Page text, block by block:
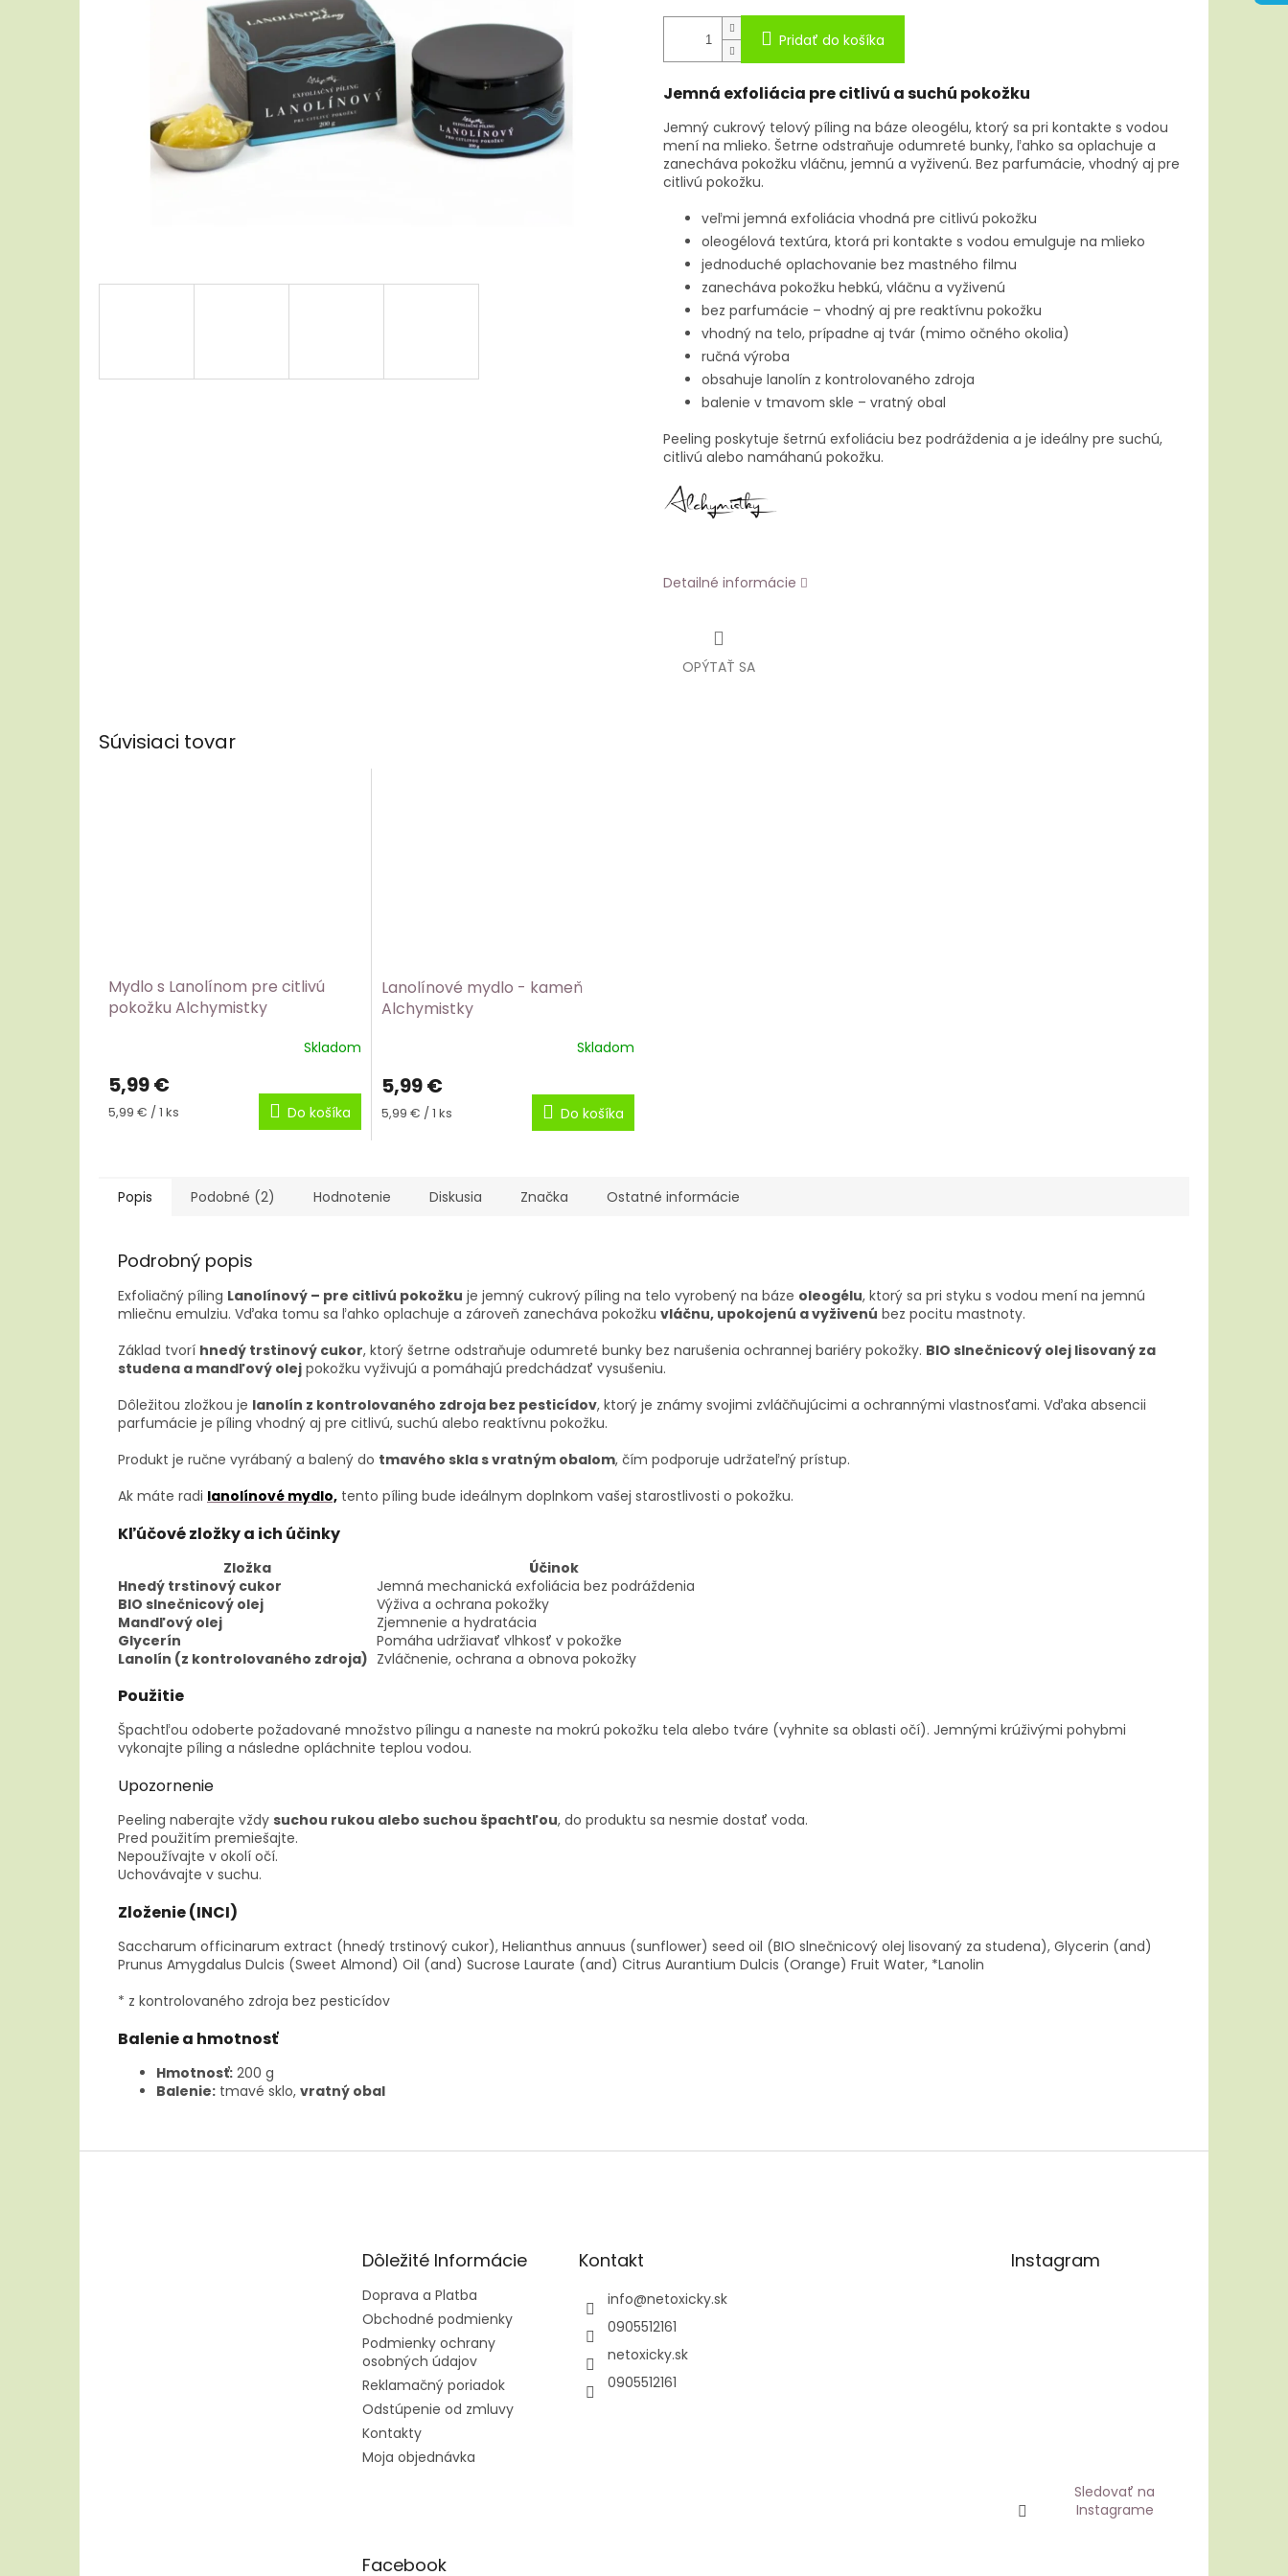
Pridať do košíka
Jemná exfoliácia pre citlivú a suchú pokožku
Jemný cukrový telový píling na báze oleogélu, ktorý sa pri kontakte s vodou
mení na mlieko. Šetrne odstraňuje odumreté bunky, ľahko sa oplachuje a
zanecháva pokožku vláčnu, jemnú a vyživenú. Bez parfumácie, vhodný aj pre
citlivú pokožku.
veľmi jemná exfoliácia vhodná pre citlivú pokožku
oleogélová textúra, ktorá pri kontakte s vodou emulguje na mlieko
jednoduché oplachovanie bez mastného filmu
zanecháva pokožku hebkú, vláčnu a vyživenú
bez parfumácie – vhodný aj pre reaktívnu pokožku
vhodný na telo, prípadne aj tvár (mimo očného okolia)
ručná výroba
obsahuje lanolín z kontrolovaného zdroja
balenie v tmavom skle – vratný obal
Peeling poskytuje šetrnú exfoliáciu bez podráždenia a je ideálny pre suchú,
citlivú alebo namáhanú pokožku.
Detailné informácie
OPÝTAŤ SA
Súvisiaci tovar
Mydlo s Lanolínom pre citlivú
pokožku Alchymistky
Skladom
5,99 €
Jednotková
5,99 € / 1 ks Do košíka
Lanolínové mydlo - kameň
Alchymistky
Skladom
5,99 €
Jednotková
5,99 € / 1 ks Do košíka
Popis Podobné (2) Hodnotenie Diskusia Značka Ostatné informácie
Podrobný popis
Exfoliačný píling Lanolínový – pre citlivú pokožku je jemný cukrový píling na telo vyrobený na báze oleogélu, ktorý sa pri styku s vodou mení na jemnú
mliečnu emulziu. Vďaka tomu sa ľahko oplachuje a zároveň zanecháva pokožku vláčnu, upokojenú a vyživenú bez pocitu mastnoty.
Základ tvorí hnedý trstinový cukor, ktorý šetrne odstraňuje odumreté bunky bez narušenia ochrannej bariéry pokožky. BIO slnečnicový olej lisovaný za
studena a mandľový olej pokožku vyživujú a pomáhajú predchádzať vysušeniu.
Dôležitou zložkou je lanolín z kontrolovaného zdroja bez pesticídov, ktorý je známy svojimi zvláčňujúcimi a ochrannými vlastnosťami. Vďaka absencii
parfumácie je píling vhodný aj pre citlivú, suchú alebo reaktívnu pokožku.
Produkt je ručne vyrábaný a balený do tmavého skla s vratným obalom, čím podporuje udržateľný prístup.
Ak máte radi lanolínové mydlo, tento píling bude ideálnym doplnkom vašej starostlivosti o pokožku.
Kľúčové zložky a ich účinky
Zložka
Účinok
Hnedý trstinový cukor
Jemná mechanická exfoliácia bez podráždenia
BIO slnečnicový olej
Výživa a ochrana pokožky
Mandľový olej
Zjemnenie a hydratácia
Glycerín
Pomáha udržiavať vlhkosť v pokožke
Lanolín (z kontrolovaného zdroja) Zvláčnenie, ochrana a obnova pokožky
Použitie
Špachtľou odoberte požadované množstvo pílingu a naneste na mokrú pokožku tela alebo tváre (vyhnite sa oblasti očí). Jemnými krúživými pohybmi
vykonajte píling a následne opláchnite teplou vodou.
Upozornenie
Peeling naberajte vždy suchou rukou alebo suchou špachtľou, do produktu sa nesmie dostať voda.
Pred použitím premiešajte.
Nepoužívajte v okolí očí.
Uchovávajte v suchu.
Zloženie (INCI)
Saccharum officinarum extract (hnedý trstinový cukor), Helianthus annuus (sunflower) seed oil (BIO slnečnicový olej lisovaný za studena), Glycerin (and)
Prunus Amygdalus Dulcis (Sweet Almond) Oil (and) Sucrose Laurate (and) Citrus Aurantium Dulcis (Orange) Fruit Water, *Lanolin
* z kontrolovaného zdroja bez pesticídov
Balenie a hmotnosť
Hmotnosť: 200 g
Balenie: tmavé sklo, vratný obal
Dôležité Informácie
Doprava a Platba
Obchodné podmienky
Podmienky ochrany
osobných údajov
Reklamačný poriadok
Odstúpenie od zmluvy
Kontakty
Moja objednávka
Kontakt
info@netoxicky.sk
0905512161
netoxicky.sk
0905512161
Instagram
Sledovať na
Instagrame
Facebook